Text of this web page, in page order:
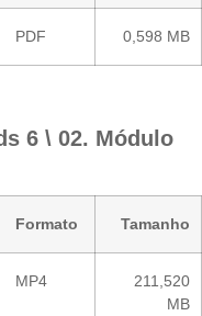
PDF 0,598 MB
6 \ 02. Módulo
Formato Tamanho
MP4
211,520
MB